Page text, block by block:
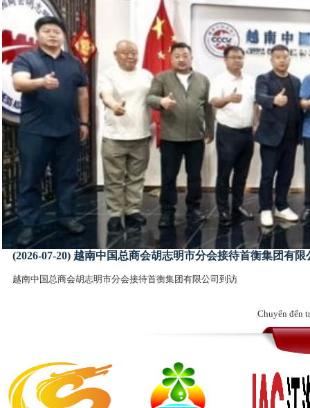
(2026-07-20) 越南中国总商会胡志明市分会接待首衡集团有限
越南中国总商会胡志明市分会接待首衡集团有限公司到访
Chuyển đến